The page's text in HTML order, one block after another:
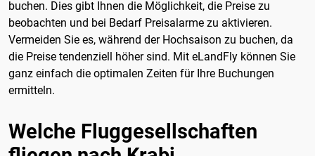
buchen. Dies gibt Ihnen die Möglichkeit, die Preise zu
beobachten und bei Bedarf Preisalarme zu aktivieren.
Vermeiden Sie es, während der Hochsaison zu buchen, da
die Preise tendenziell höher sind. Mit eLandFly können Sie
ganz einfach die optimalen Zeiten für Ihre Buchungen
ermitteln.
Welche Fluggesellschaften